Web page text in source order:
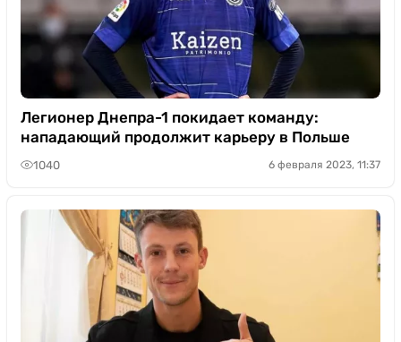
Легионер Днепра-1 покидает команду:
нападающий продолжит карьеру в Польше
1040 6 февраля 2023, 11:37